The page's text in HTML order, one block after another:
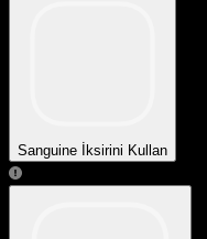
Sanguine İksirini Kullan